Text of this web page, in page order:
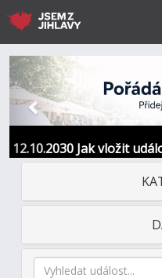
12.10.2030 Jak vložit
Jihlavy
Předchozí